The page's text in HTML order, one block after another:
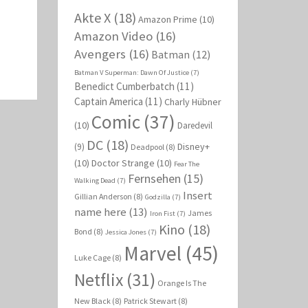
Akte X(18) Amazon Prime (10)
Amazon Video(16)
Avengers (16) Batman (12)
Batman V Superman: Dawn Of Justice(7)
Benedict Cumberbatch (11)
Captain America (11) Charly Hübner
(10) Comic(37) Daredevil
(9) DC(18) Deadpool(8) Disney+
(10) Doctor Strange (10) Fear The
Walking Dead (7) Fernsehen (15)
Gillian Anderson (8) Godzilla (7) Insert
name here (13) Iron Fist(7) James
Bond (8) Jessica Jones(7) Kino (18)
Luke Cage(8) Marvel (45)
Netflix(31) Orange Is The
New Black(8) Patrick Stewart(8)